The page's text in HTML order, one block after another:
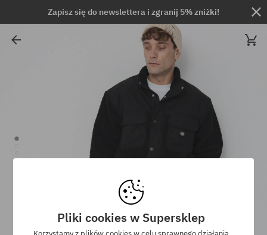
Zapisz się do newslettera i zgranij 5% zniżki!
Pliki cookies w Supersklep